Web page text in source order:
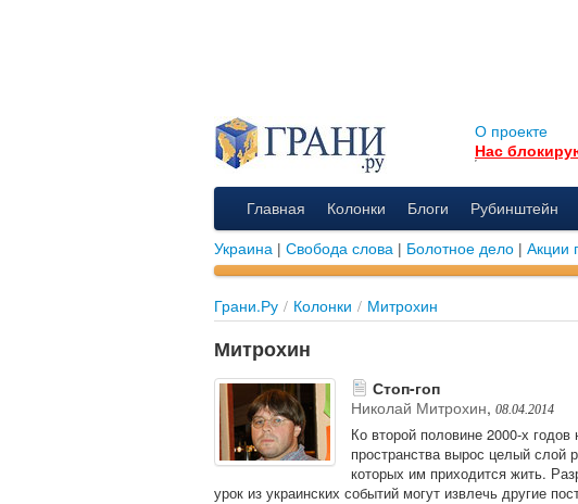
О проекте
Нас
Главная Колонки Блоги Рубинштейн
Украина | Свобода слова | Болотное дело | Акции
Грани.Ру / Колонки / Митрохин
Митрохин
Стоп-гоп
Николай Митрохин, 08.04.2014
Ко второй половине 2000-х годов
пространства вырос целый слой
которых им приходится жить.
урок из украинских событий могут извлечь другие